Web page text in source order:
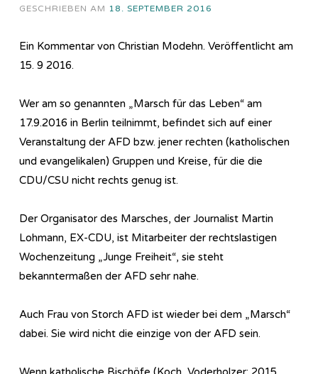
GESCHRIEBEN AM 18. SEPTEMBER 2016
Ein Kommentar von Christian Modehn. Veröffentlicht am
15. 9 2016.
Wer am so genannten „Marsch für das Leben“ am
17.9.2016 in Berlin teilnimmt, befindet sich auf einer
Veranstaltung der AFD bzw. jener rechten (katholischen
und evangelikalen) Gruppen und Kreise, für die die
CDU/CSU nicht rechts genug ist.
Der Organisator des Marsches, der Journalist Martin
Lohmann, EX-CDU, ist Mitarbeiter der rechtslastigen
Wochenzeitung „Junge Freiheit“, sie steht
bekanntermaßen der AFD sehr nahe.
Auch Frau von Storch AFD ist wieder bei dem „Marsch“
dabei. Sie wird nicht die einzige von der AFD sein.